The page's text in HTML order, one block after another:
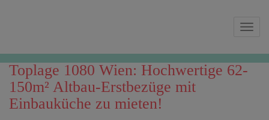
Toplage 1080 Wien: Hochwertige 62-
150m² Altbau-Erstbezüge mit
Einbauküche zu mieten!